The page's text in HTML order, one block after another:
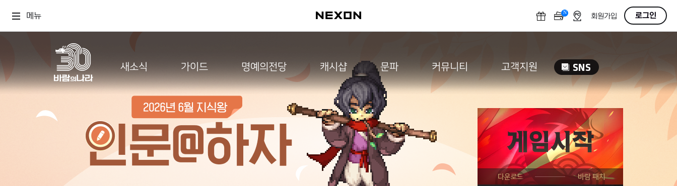
메뉴 N OFF회원가입 로그인
새소식 가이드 명예의전당 캐시샵 문파 커뮤니티 고객지원